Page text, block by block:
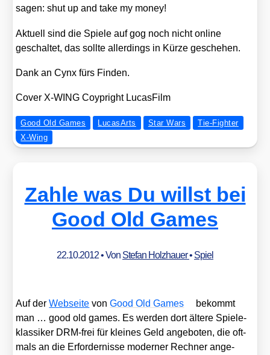
sagen: shut up and take my money!
Aktu­ell sind die Spie­le auf gog noch nicht online
geschal­tet, das soll­te aller­dings in Kür­ze gesche­hen.
Dank an Cynx fürs Fin­den.
Cover X‑WING Coyp­right Lucas­Film
Good Old Games LucasArts Star Wars
Tie-Fighter
X-Wing
Zahle was Du willst bei
Good Old Games
22.10.2012• Von Stefan Holzhauer• Spiel
Auf derWeb­sei­te vonGood Old Games
bekommt
man … good old games. Es wer­den dort älte­re Spie­le­
klas­si­ker DRM-frei für klei­nes Geld ange­bo­ten, die oft­
mals an die Erfor­der­nis­se moder­ner Rech­ner ange­